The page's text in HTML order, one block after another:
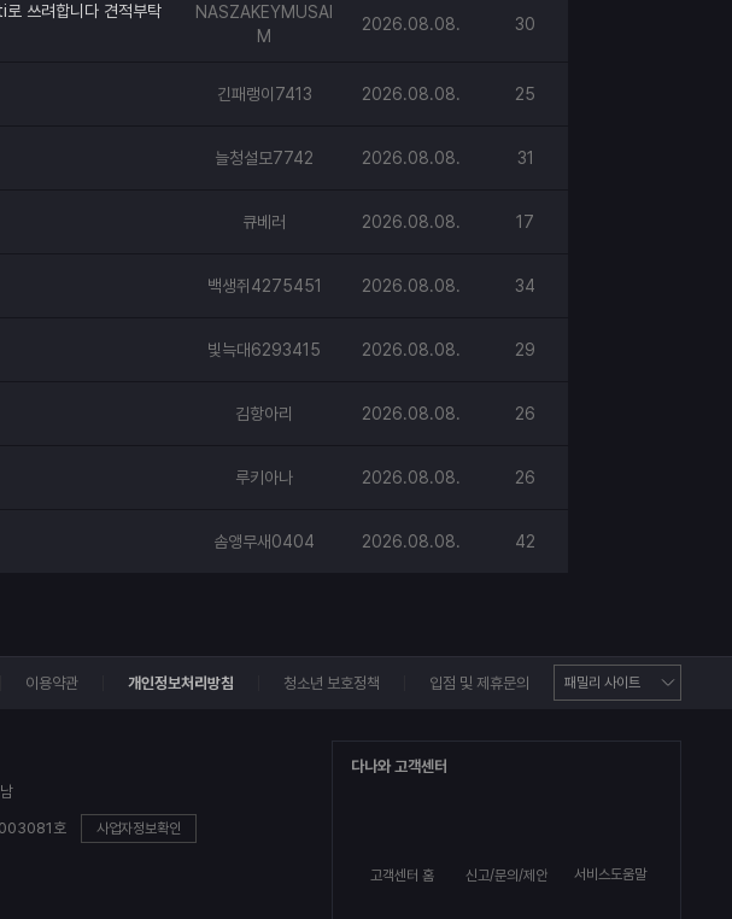
쓰려합니다 견적부탁
NASZAKEYMUSAI
M
2026.08.08. 30
긴패랭이7413 2026.08.08. 25
늘청설모7742 2026.08.08. 31
큐베러 2026.08.08. 17
백생쥐4275451 2026.08.08. 34
빛늑대6293415 2026.08.08. 29
김항아리 2026.08.08. 26
루키아나 2026.08.08. 26
솜앵무새0404 2026.08.08. 42
이용약관 개인정보처리방침 청소년 보호정책 입점 및 제휴문의
003081호 사업자정보확인
다나와 고객센터
고객센터 홈 신고/문의/제안 서비스도움말